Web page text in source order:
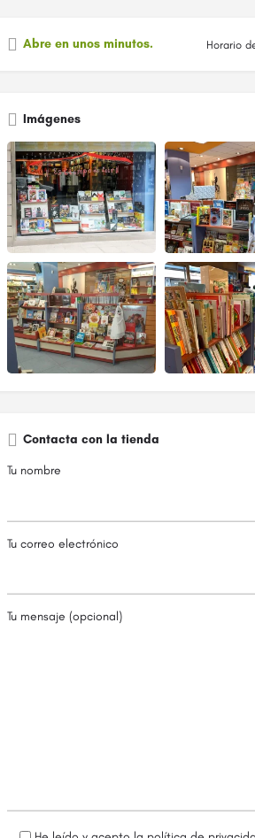
Abre en unos minutos. Horario
Imágenes
Contacta con la tienda
Tu nombre
Tu correo electrónico
Tu mensaje (opcional)